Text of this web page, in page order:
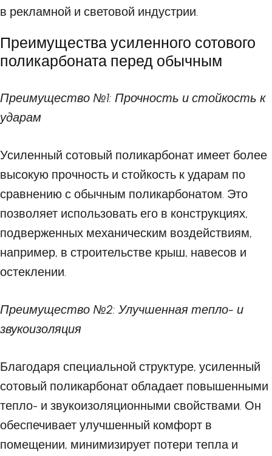
в рекламной и световой индустрии.
Преимущества усиленного сотового
поликарбоната перед обычным
Преимущество №1: Прочность и стойкость к
ударам
Усиленный сотовый поликарбонат имеет более
высокую прочность и стойкость к ударам по
сравнению с обычным поликарбонатом. Это
позволяет использовать его в конструкциях,
подверженных механическим воздействиям,
например, в строительстве крыш, навесов и
остеклении.
Преимущество №2: Улучшенная тепло- и
звукоизоляция
Благодаря специальной структуре, усиленный
сотовый поликарбонат обладает повышенными
тепло- и звукоизоляционными свойствами. Он
обеспечивает улучшенный комфорт в
помещении, минимизирует потери тепла и